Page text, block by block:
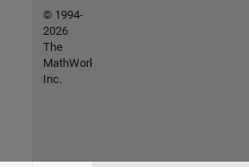
© 1994-
2026
The
MathWorks,
Inc.